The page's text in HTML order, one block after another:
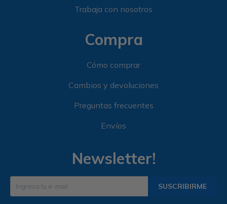
Trabaja con nosotros
Compra
Cómo comprar
Cambios y devoluciones
Preguntas frecuentes
Envíos
Newsletter!
SUSCRIBIRME